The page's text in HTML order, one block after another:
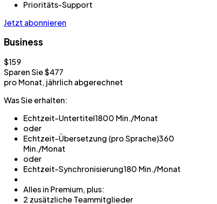
Prioritäts-Support
Jetzt abonnieren
Business
$159
Sparen Sie $477
pro Monat, jährlich abgerechnet
Was Sie erhalten:
Echtzeit-Untertitel1800 Min./Monat
oder
Echtzeit-Übersetzung (pro Sprache)360
Min./Monat
oder
Echtzeit-Synchronisierung180 Min./Monat
Alles in Premium, plus:
2 zusätzliche Teammitglieder